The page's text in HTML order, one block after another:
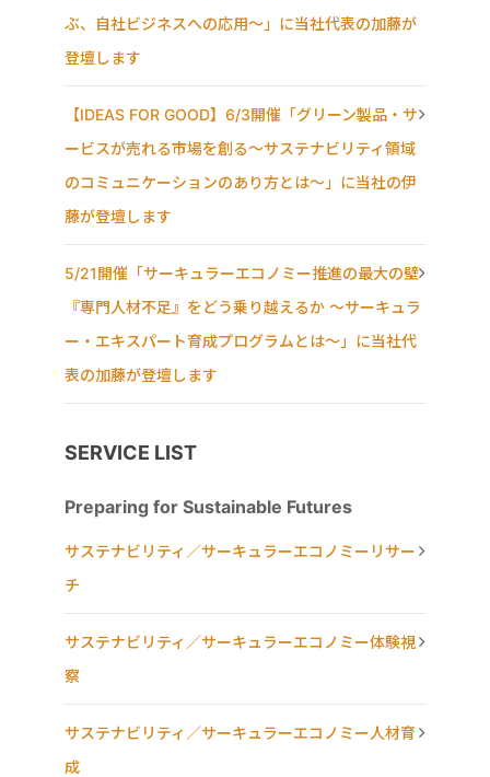
ぶ、自社ビジネスへの応用〜」に当社代表の加藤が
登壇します
【IDEAS FOR GOOD】6/3開催「グリーン製品・サ
ービスが売れる市場を創る〜サステナビリティ領域
のコミュニケーションのあり方とは〜」に当社の伊
藤が登壇します
5/21開催「サーキュラーエコノミー推進の最大の壁
『専門人材不足』をどう乗り越えるか ～サーキュラ
ー・エキスパート育成プログラムとは～」に当社代
表の加藤が登壇します
SERVICE LIST
Preparing for Sustainable Futures
サステナビリティ／サーキュラーエコノミーリサー
チ
サステナビリティ／サーキュラーエコノミー体験視
察
サステナビリティ／サーキュラーエコノミー人材育
成